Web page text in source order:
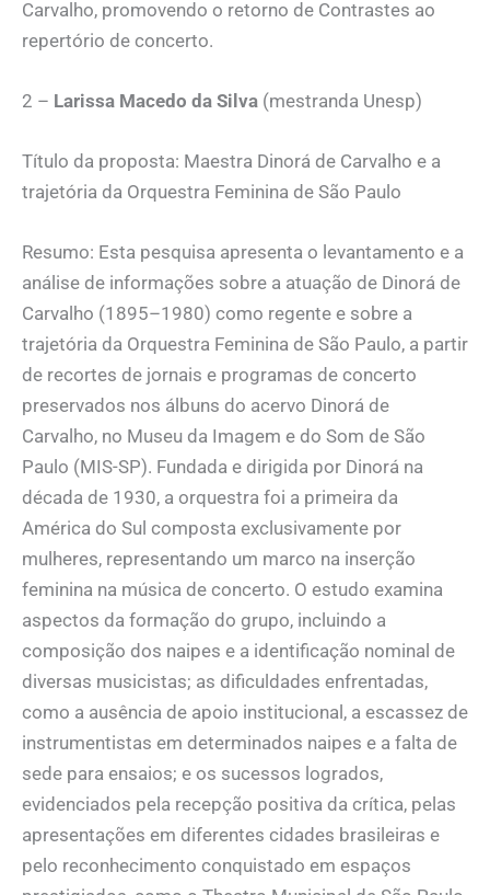
Carvalho, promovendo o retorno de Contrastes ao
repertório de concerto.
2 – Larissa Macedo da Silva (mestranda Unesp)
Título da proposta: Maestra Dinorá de Carvalho e a
trajetória da Orquestra Feminina de São Paulo
Resumo: Esta pesquisa apresenta o levantamento e a
análise de informações sobre a atuação de Dinorá de
Carvalho (1895–1980) como regente e sobre a
trajetória da Orquestra Feminina de São Paulo, a partir
de recortes de jornais e programas de concerto
preservados nos álbuns do acervo Dinorá de
Carvalho, no Museu da Imagem e do Som de São
Paulo (MIS-SP). Fundada e dirigida por Dinorá na
década de 1930, a orquestra foi a primeira da
América do Sul composta exclusivamente por
mulheres, representando um marco na inserção
feminina na música de concerto. O estudo examina
aspectos da formação do grupo, incluindo a
composição dos naipes e a identificação nominal de
diversas musicistas; as dificuldades enfrentadas,
como a ausência de apoio institucional, a escassez de
instrumentistas em determinados naipes e a falta de
sede para ensaios; e os sucessos logrados,
evidenciados pela recepção positiva da crítica, pelas
apresentações em diferentes cidades brasileiras e
pelo reconhecimento conquistado em espaços